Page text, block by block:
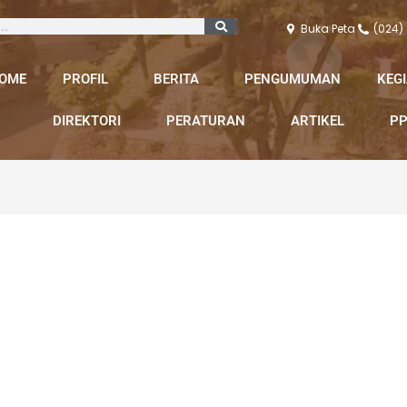
Buka Peta (024)
PROFIL BERITA PENGUMUMAN
DIREKTORI PERATURAN ARTIKEL